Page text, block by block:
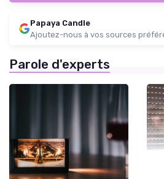
Papaya Candle
Ajoutez-nous à vos sources
Parole d'experts